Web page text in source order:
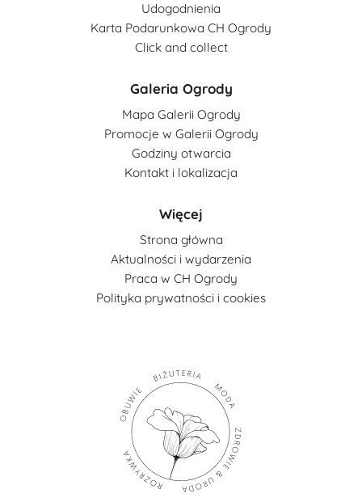
Udogodnienia
Karta Podarunkowa CH Ogrody
Click and collect
Galeria Ogrody
Mapa Galerii Ogrody
Promocje w Galerii Ogrody
Godziny otwarcia
Kontakt i lokalizacja
Więcej
Strona główna
Aktualności i wydarzenia
Praca w CH Ogrody
Polityka prywatności i cookies